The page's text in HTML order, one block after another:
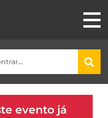
evento já